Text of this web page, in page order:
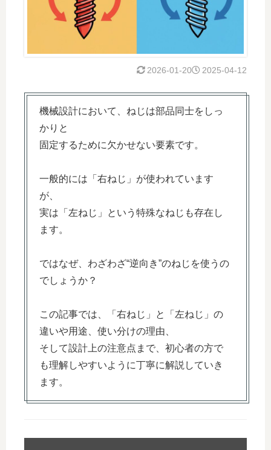
2025-04-12
2026-01-20
機械設計において、ねじは部品同士をしっ
かりと
固定するために欠かせない要素です。
一般的には「右ねじ」が使われています
が、
実は「左ねじ」という特殊なねじも存在し
ます。
ではなぜ、わざわざ“逆向き”のねじを使うの
でしょうか？
この記事では、「右ねじ」と「左ねじ」の
違いや用途、使い分けの理由、
そして設計上の注意点まで、初心者の方で
も理解しやすいように丁寧に解説していき
ます。